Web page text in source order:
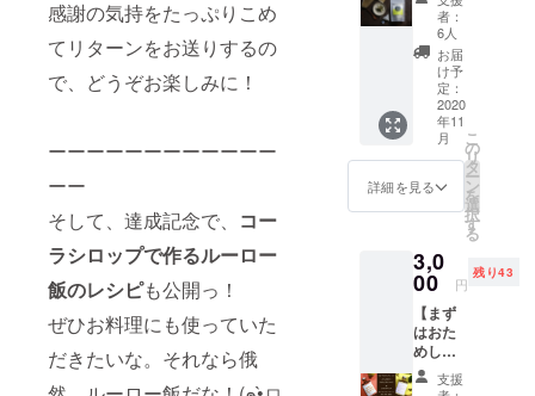
感謝の気持をたっぷりこめ
てリターンをお送りするの
で、どうぞお楽しみに！
ーーーーーーーーーーーー
ーー
そして、達成記念で、 コー
ラシロップで作るルーロー
飯のレシピも公開っ！
ぜひお料理にも使っていた
だきたいな。それなら俄
やさしい味
わいを、ど
うぞ召し上
薬草のある
暮らしを学
べる「薬草
大学
NORM」も
催中。著書
「薬草のち
から（晶文
社）」も
2018年に発
べる薬
草茶
付】※送
料520円
込 感謝
の気持
ちを込
めたお
礼のお
手紙
と、日
本の薬
お送り
しま
す！
（特別
リーフ
レット
の付録
あり）
者：
6人
お届
け予
定：
2020
年11
月
詳細を見る
こ
の
リ
タ
ー
ン
を
選
択
す
る
3,0
00 円
残り43
【まず
はおた
めし！
太陽の
ナチュ
支援